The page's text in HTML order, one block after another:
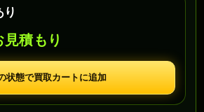
積もり
状態で買取カートに追加